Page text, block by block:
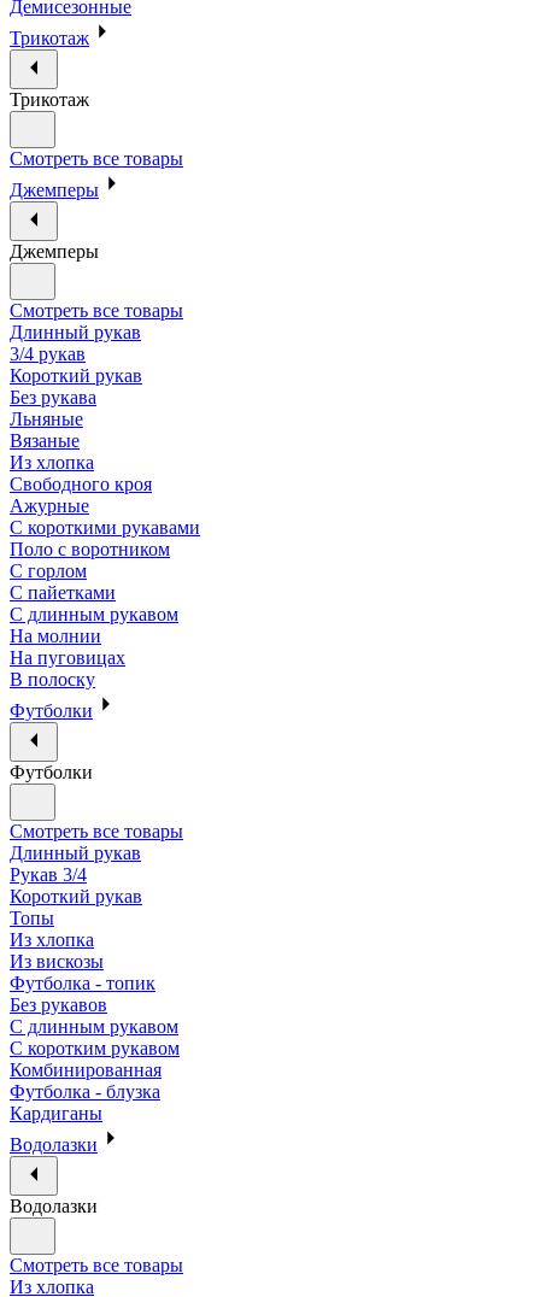
Демисезонные
Трикотаж
Трикотаж
Смотреть все товары
Джемперы
Джемперы
Смотреть все товары
Длинный рукав
3/4 рукав
Короткий рукав
Без рукава
Льняные
Вязаные
Из хлопка
Свободного кроя
Ажурные
С короткими рукавами
Поло с воротником
С горлом
С пайетками
С длинным рукавом
На молнии
На пуговицах
В полоску
Футболки
Футболки
Смотреть все товары
Длинный рукав
Рукав 3/4
Короткий рукав
Топы
Из хлопка
Из вискозы
Футболка - топик
Без рукавов
С длинным рукавом
С коротким рукавом
Комбинированная
Футболка - блузка
Кардиганы
Водолазки
Водолазки
Смотреть все товары
Из хлопка